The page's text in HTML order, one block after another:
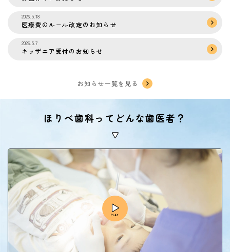
2026.5.18
医療費のルール改定のお知らせ
2026.5.7
キッザニア受付のお知らせ
お知らせ一覧を見る
ほりべ歯科ってどんな歯医者？